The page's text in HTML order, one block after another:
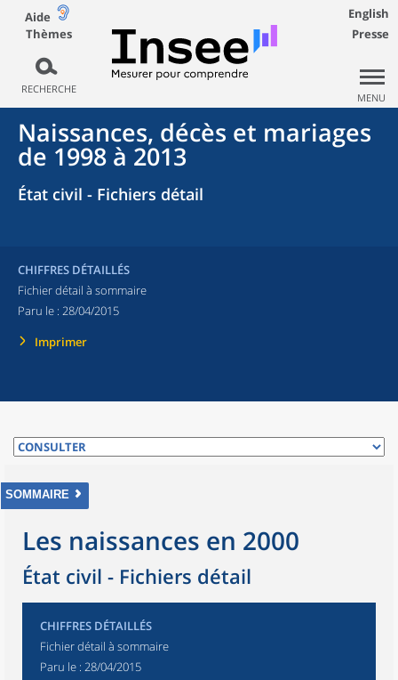
Aide
Thèmes
RECHERCHE
English
Presse
MENU
Naissances, décès et mariages
de 1998 à 2013
État civil - Fichiers détail
CHIFFRES DÉTAILLÉS
Fichier détail à sommaire
Paru le : 28/04/2015
Imprimer
SOMMAIRE
Les naissances en 2000
État civil - Fichiers détail
CHIFFRES DÉTAILLÉS
Fichier détail à sommaire
Paru le : 28/04/2015